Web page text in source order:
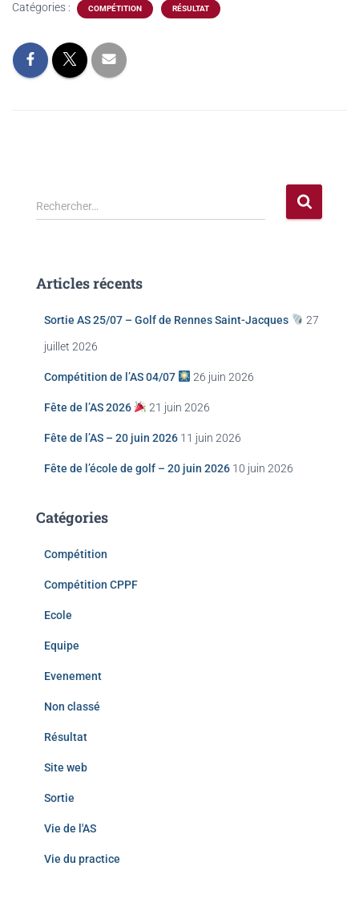
Catégories : COMPÉTITION RÉSULTAT
Rechercher…
Articles récents
Sortie AS 25/07 – Golf de Rennes Saint-Jacques 27
juillet 2026
Compétition de l’AS 04/07 26 juin 2026
Fête de l’AS 2026 21 juin 2026
Fête de l’AS – 20 juin 2026 11 juin 2026
Fête de l’école de golf – 20 juin 2026 10 juin 2026
Catégories
Compétition
Compétition CPPF
Ecole
Equipe
Evenement
Non classé
Résultat
Site web
Sortie
Vie de l'AS
Vie du practice